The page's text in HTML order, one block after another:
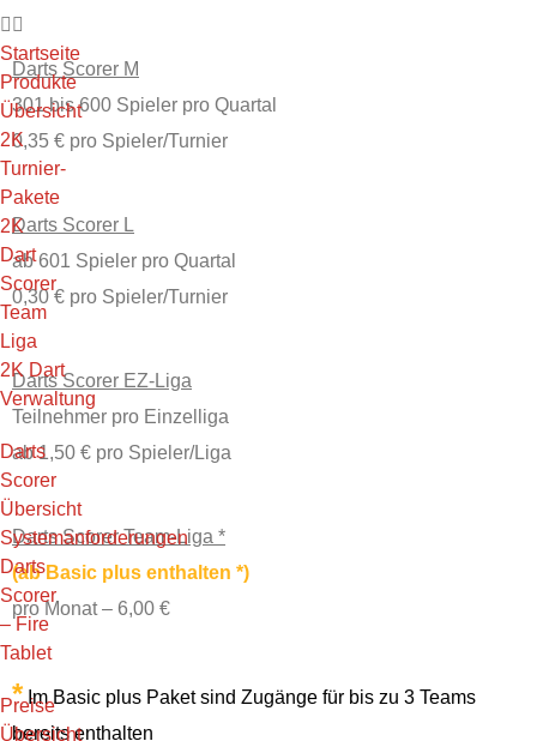
Startseite
Produkte
Übersicht
2K
Turnier-
Pakete
2K
Dart
Scorer
Team
Liga
2K Dart
Verwaltung
Darts
Scorer
Übersicht
Systemanforderungen
Darts
Scorer
– Fire
Tablet
Preise
Übersicht
Darts Scorer M
301 bis 600 Spieler pro Quartal
0,35 € pro Spieler/Turnier
Darts Scorer L
ab 601 Spieler pro Quartal
0,30 € pro Spieler/Turnier
Darts Scorer EZ-Liga
Teilnehmer pro Einzelliga
ab 1,50 € pro Spieler/Liga
Darts Scorer Team-Liga *
(ab Basic plus enthalten *)
pro Monat – 6,00 €
* Im Basic plus Paket sind Zugänge für bis zu 3 Teams
bereits enthalten